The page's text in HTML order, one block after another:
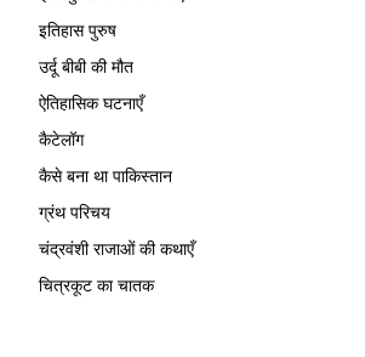
इतिहास पुरुष
उर्दू बीबी की मौत
ऐतिहासिक घटनाएँ
कैटेलॉग
कैसे बना था पाकिस्तान
ग्रंथ परिचय
चंद्रवंशी राजाओं की कथाएँ
चित्रकूट का चातक